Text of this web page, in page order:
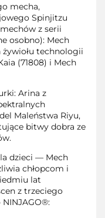
mecha,
Spinjitzu
z serii
osobno): Mech
żywiołu technologii
(71808) i Mech
Arina z
Maleństwa Riyu,
bitwy dobra ze
dzieci — Mech
chłopcom i
lat
z trzeciego